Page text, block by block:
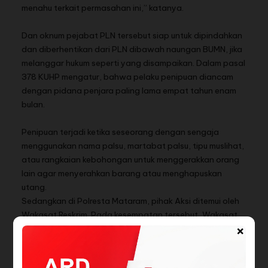
×
menahu terkait permasahan ini,” katanya.
Dan oknum pejabat PLN tersebut siap untuk dipindahkan
dan diberhentikan dari PLN dibawah naungan BUMN, jika
melanggar hukum seperti yang disampaikan. Dalam pasal
378 KUHP mengatur, bahwa pelaku penipuan diancam
dengan pidana penjara paling lama empat tahun enam
bulan.
Penipuan terjadi ketika seseorang dengan sengaja
menggunakan nama palsu, martabat palsu, tipu muslihat,
atau rangkaian kebohongan untuk menggerakkan orang
lain agar menyerahkan barang atau menghapuskan
utang.
Sedangkan di Polresta Mataram, pihak Aksi ditemui oleh
Wakasat Reskrim. Pada kesempatan tersebut, Wakasat
Reskrim menjelaskan, sesuai alur proses dari penyidikan
sampai penetapan tersangka, dan kasus ini masih masih
dalam tahap melengkapi semua bukti-bukti yang kuat